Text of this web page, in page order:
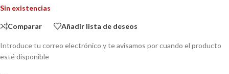
Sin existencias
Comparar Añadir lista de deseos
Introduce tu correo electrónico y te avisamos por cuando el producto
esté disponible